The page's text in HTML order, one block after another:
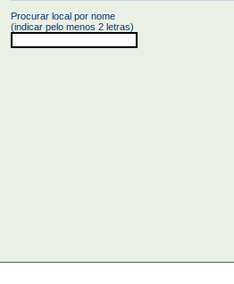
Procurar local por nome
(indicar pelo menos 2 letras)